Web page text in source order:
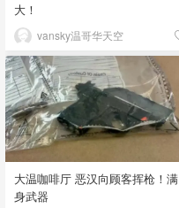
大！
vansky温哥华天空
大温咖啡厅 恶汉向顾客挥枪！满
身武器